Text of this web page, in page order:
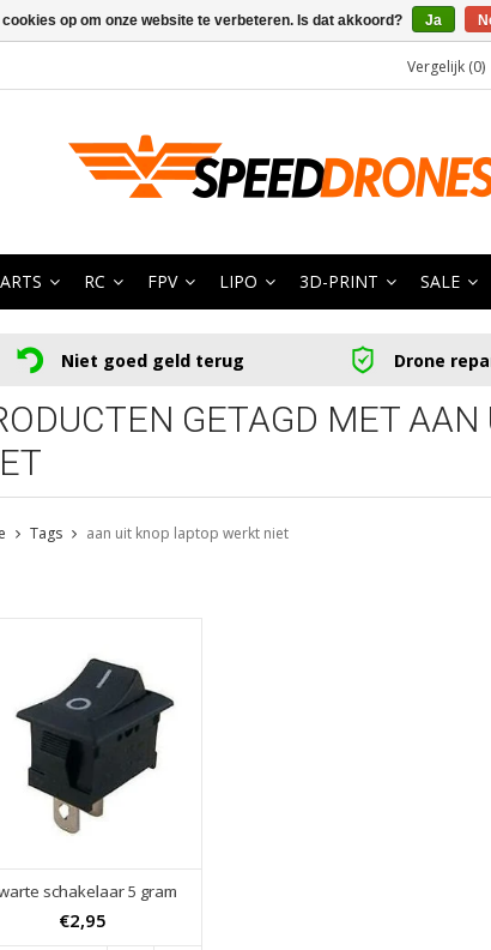
Vergelijk (0)
RC FPV LIPO 3D-PRINT SALE
Niet goed geld terug Drone
GETAGD MET
Tags aan uit knop laptop werkt niet
schakelaar 5 gram
€2,95
cookies op om onze website te verbeteren. Is dat akkoord? Ja